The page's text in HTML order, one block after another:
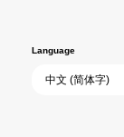
Language